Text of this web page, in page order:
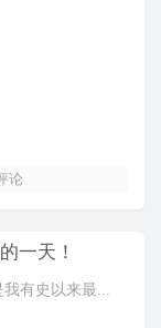
论
一天！
我有史以来最...